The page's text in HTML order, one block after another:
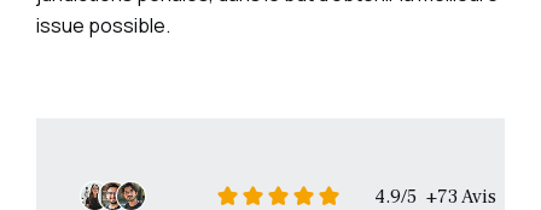
issue possible.
4.9/5 +73 Avis